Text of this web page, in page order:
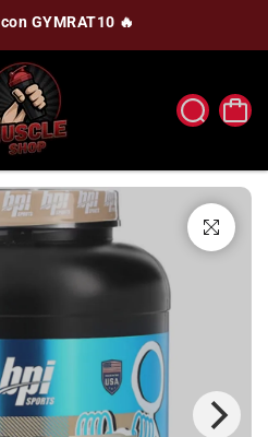
GYMRAT10 🔥